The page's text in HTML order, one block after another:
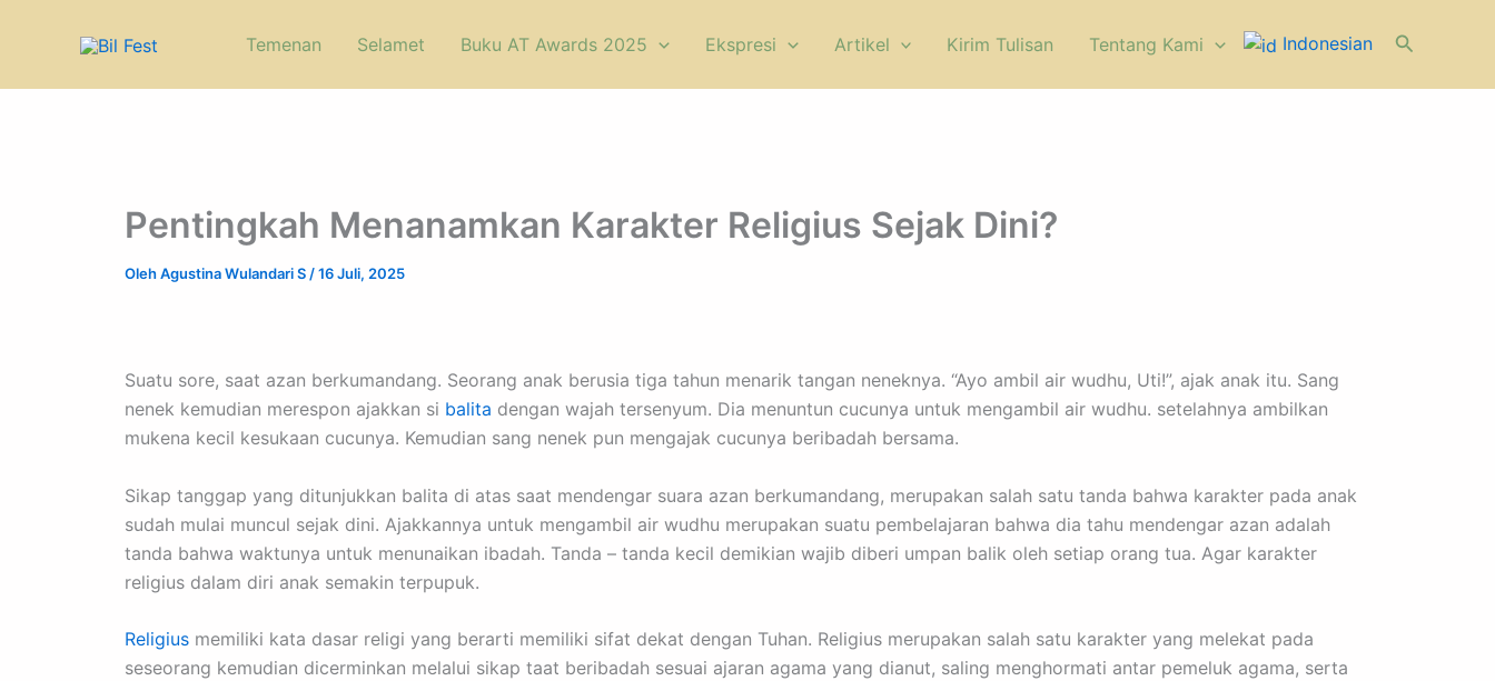
Temenan Selamet Buku AT Awards 2025 Ekspresi Artikel Kirim Tulisan ⁠Tentang Kami Indonesian Cari
Pentingkah Menanamkan Karakter Religius Sejak Dini?
OlehAgustina Wulandari S /16 Juli, 2025
Suatu sore, saat azan berkumandang. Seorang anak berusia tiga tahun menarik tangan neneknya. “Ayo ambil air wudhu, Uti!”, ajak anak itu. Sang
nenek kemudian merespon ajakkan si balita dengan wajah tersenyum. Dia menuntun cucunya untuk mengambil air wudhu. setelahnya ambilkan
mukena kecil kesukaan cucunya. Kemudian sang nenek pun mengajak cucunya beribadah bersama.
Sikap tanggap yang ditunjukkan balita di atas saat mendengar suara azan berkumandang, merupakan salah satu tanda bahwa karakter pada anak
sudah mulai muncul sejak dini. Ajakkannya untuk mengambil air wudhu merupakan suatu pembelajaran bahwa dia tahu mendengar azan adalah
tanda bahwa waktunya untuk menunaikan ibadah. Tanda – tanda kecil demikian wajib diberi umpan balik oleh setiap orang tua. Agar karakter
religius dalam diri anak semakin terpupuk.
Religius memiliki kata dasar religi yang berarti memiliki sifat dekat dengan Tuhan. Religius merupakan salah satu karakter yang melekat pada
seseorang kemudian dicerminkan melalui sikap taat beribadah sesuai ajaran agama yang dianut, saling menghormati antar pemeluk agama, serta